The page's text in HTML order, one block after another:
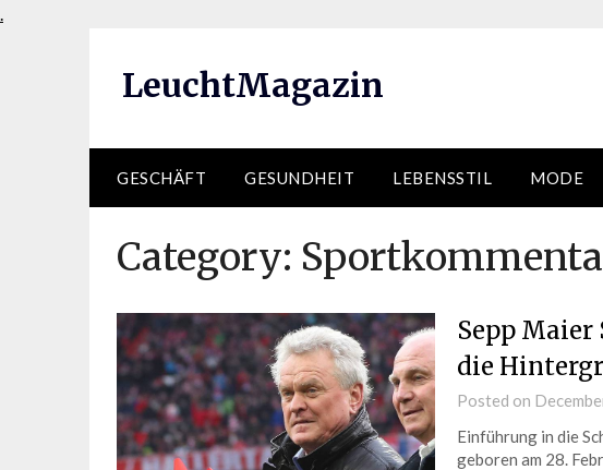
.
LeuchtMagazin
GESCHÄFT GESUNDHEIT LEBENSSTIL MODE
Category:
Sepp
die
Posted on
Einführung in die
geboren am 28.